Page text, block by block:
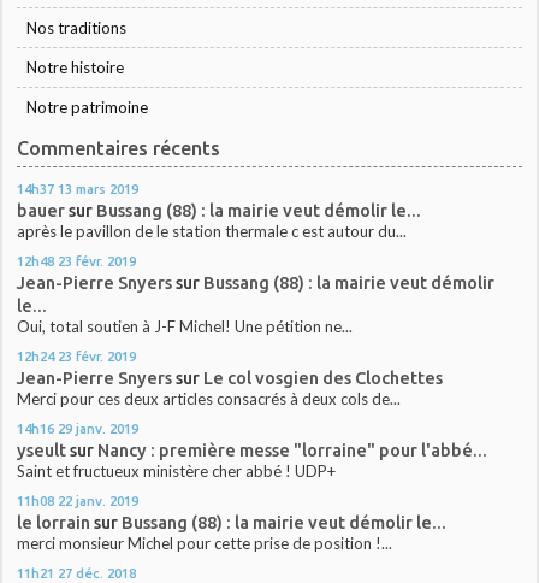
Nos traditions
Notre histoire
Notre patrimoine
Commentaires récents
14h37 13 mars 2019
bauersur Bussang (88) : la mairie veut démolir le...
après le pavillon de le station thermale c est autour du...
12h48 23 févr. 2019
Jean-Pierre Snyerssur Bussang (88) : la mairie veut démolir
le...
Oui, total soutien à J-F Michel! Une pétition ne...
12h24 23 févr. 2019
Jean-Pierre Snyerssur Le col vosgien des Clochettes
Merci pour ces deux articles consacrés à deux cols de...
14h16 29 janv. 2019
yseultsur Nancy : première messe "lorraine" pour l'abbé...
Saint et fructueux ministère cher abbé ! UDP+
11h08 22 janv. 2019
le lorrain sur Bussang (88) : la mairie veut démolir le...
merci monsieur Michel pour cette prise de position !...
11h21 27 déc. 2018